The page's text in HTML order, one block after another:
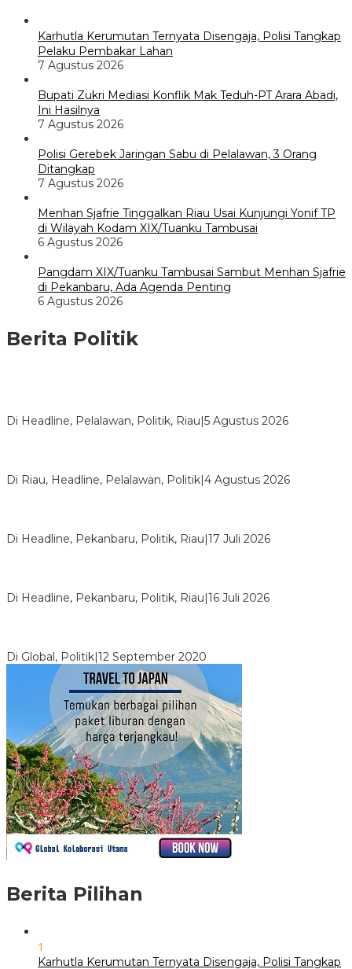
Karhutla Kerumutan Ternyata Disengaja, Polisi Tangkap
Pelaku Pembakar Lahan
7 Agustus 2026
Bupati Zukri Mediasi Konflik Mak Teduh-PT Arara Abadi,
Ini Hasilnya
7 Agustus 2026
Polisi Gerebek Jaringan Sabu di Pelalawan, 3 Orang
Ditangkap
7 Agustus 2026
Menhan Sjafrie Tinggalkan Riau Usai Kunjungi Yonif TP
di Wilayah Kodam XIX/Tuanku Tambusai
6 Agustus 2026
Pangdam XIX/Tuanku Tambusai Sambut Menhan Sjafrie
di Pekanbaru, Ada Agenda Penting
6 Agustus 2026
Berita Politik
Di Headline, Pelalawan, Politik, Riau|5 Agustus 2026
Di Riau, Headline, Pelalawan, Politik|4 Agustus 2026
Di Headline, Pekanbaru, Politik, Riau|17 Juli 2026
Di Headline, Pekanbaru, Politik, Riau|16 Juli 2026
Di Global, Politik|12 September 2020
Berita Pilihan
1
Karhutla Kerumutan Ternyata Disengaja, Polisi Tangkap